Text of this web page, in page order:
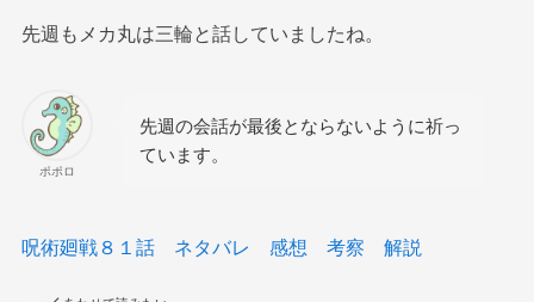
先週もメカ丸は三輪と話していましたね。
ポポロ
先週の会話が最後とならないように祈っ
ています。
呪術廻戦８１話 ネタバレ 感想 考察 解説